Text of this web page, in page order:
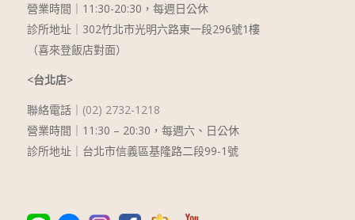
營業時間｜11:30-20:30，每週日公休
診所地址｜302竹北市光明六路東一段296號1樓
（喜來登飯店對面）
<台北店>
聯絡電話｜ (02) 2732-1218
營業時間｜ 11:30 – 20:30 ，每週六、日公休
診所地址｜台北市信義區基隆路二段99-1號